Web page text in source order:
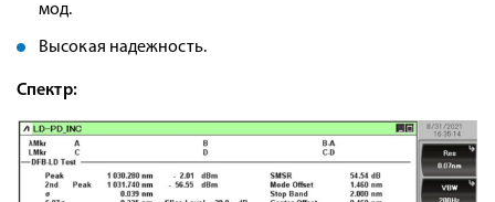
мод.
Высокая надежность.
Спектр: